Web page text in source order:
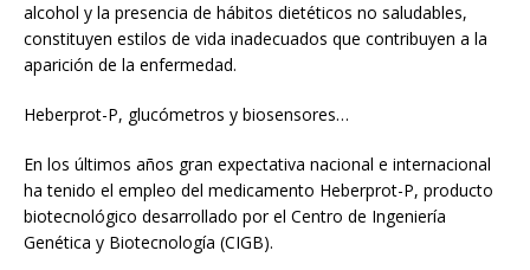
alcohol y la presencia de hábitos dietéticos no saludables,
constituyen estilos de vida inadecuados que contribuyen a la
aparición de la enfermedad.
Heberprot-P, glucómetros y biosensores…
En los últimos años gran expectativa nacional e internacional
ha tenido el empleo del medicamento Heberprot-P, producto
biotecnológico desarrollado por el Centro de Ingeniería
Genética y Biotecnología (CIGB).